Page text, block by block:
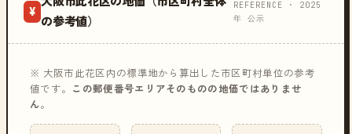
¥
の参考値）
REFERENCE · 2025
年 公示
※ 大阪市此花区内の標準地から算出した市区町村単位の参考
値です。
この郵便番号エリアそのものの地価ではありませ
ん。